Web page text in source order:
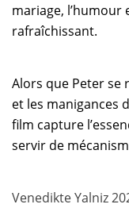
mariage,
rafraîchissant.
Alors que Peter se
et les manigances
film capture
servir de
Venedikte Yalniz